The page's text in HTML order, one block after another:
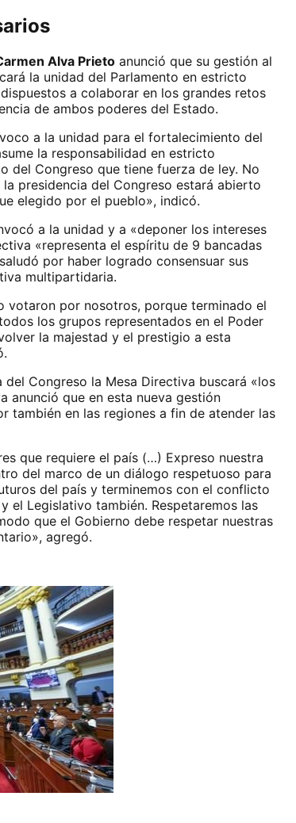
Alva Prietoanunció que su gestión al
la unidad del Parlamento en estricto
a colaborar en los grandes retos
de ambos poderes del Estado.
a la unidad para el fortalecimiento del
la responsabilidad en estricto
del Congreso que tiene fuerza de ley. No
presidencia del Congreso estará abierto
elegido por el pueblo», indicó.
a la unidad y a «deponer los intereses
«representa el espíritu de 9 bancadas
por haber logrado consensuar sus
multipartidaria.
votaron por nosotros, porque terminado el
los grupos representados en el Poder
la majestad y el prestigio a esta
Congreso la Mesa Directiva buscará «los
anunció que en esta nueva gestión
también en las regiones a fin de atender las
que requiere el país (…) Expreso nuestra
del marco de un diálogo respetuoso para
del país y terminemos con el conflicto
el Legislativo también. Respetaremos las
que el Gobierno debe respetar nuestras
agregó.